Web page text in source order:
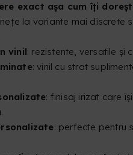
exact așa cum îți
la variante mai
vinil: rezistente, versatile și
: vinil cu strat
: finisaj irizat care
: perfecte pentru